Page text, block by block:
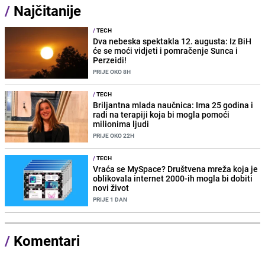
/ Najčitanije
/TECH
Dva nebeska spektakla 12. augusta: Iz BiH
će se moći vidjeti i pomračenje Sunca i
Perzeidi!
PRIJE OKO 8H
/TECH
Briljantna mlada naučnica: Ima 25 godina i
radi na terapiji koja bi mogla pomoći
milionima ljudi
PRIJE OKO 22H
/TECH
Vraća se MySpace? Društvena mreža koja je
oblikovala internet 2000-ih mogla bi dobiti
novi život
PRIJE 1 DAN
/ Komentari